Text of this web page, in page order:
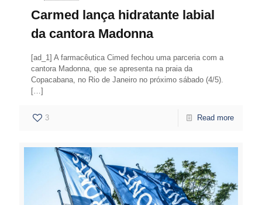
Carmed lança hidratante labial
da cantora Madonna
[ad_1] A farmacêutica Cimed fechou uma parceria com a
cantora Madonna, que se apresenta na praia da
Copacabana, no Rio de Janeiro no próximo sábado (4/5).
[…]
3 Read more